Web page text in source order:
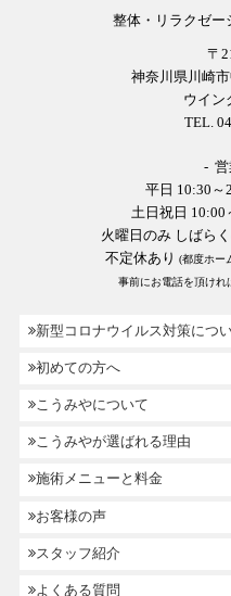
整体・リラクゼー
〒
神奈川県川崎
ウイン
TEL.
- 営
平日 10:30～
土日祝日 10:00
火曜日のみ しばら
不定休あり (都度ホー
事前にお電話を頂けれ
新型コロナウイルス対策につ
初めての方へ
こうみやについて
こうみやが選ばれる理由
施術メニューと料金
お客様の声
スタッフ紹介
よくある質問